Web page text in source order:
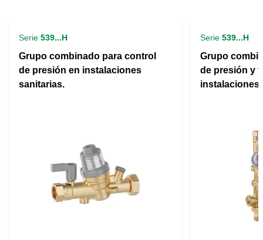
Serie 539...H
Grupo combinado para control
de presión en instalaciones
sanitarias.
Serie 539...H
Grupo
de presión y
instalaciones